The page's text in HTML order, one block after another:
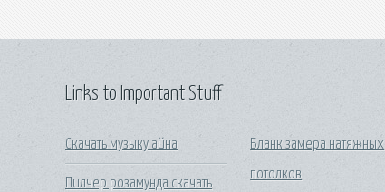
Links to Important Stuff
Скачать музыку айна
Пилчер розамунда скачать
Бланк замера натяжных
потолков